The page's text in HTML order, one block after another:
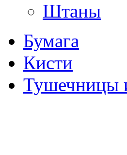
Штаны
Бумага
Кисти
Тушечницы